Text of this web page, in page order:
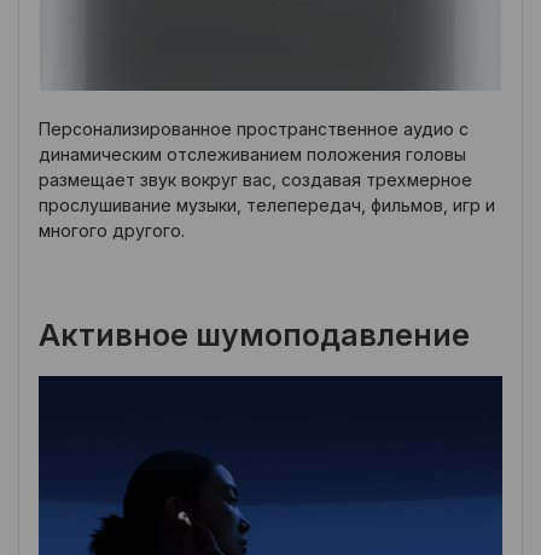
Персонализированное пространственное аудио с
динамическим отслеживанием положения головы
размещает звук вокруг вас, создавая трехмерное
прослушивание музыки, телепередач, фильмов, игр и
многого другого.
Активное шумоподавление